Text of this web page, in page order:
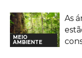
MEIO
AMBIENTE
As